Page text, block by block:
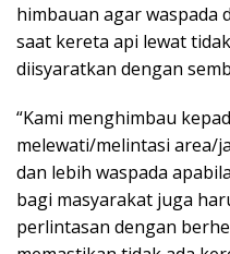
himbauan agar waspada
saat kereta api lewat
diisyaratkan dengan
“Kami menghimbau
melewati/melintasi area/
dan lebih waspada
bagi masyarakat juga
perlintasan dengan